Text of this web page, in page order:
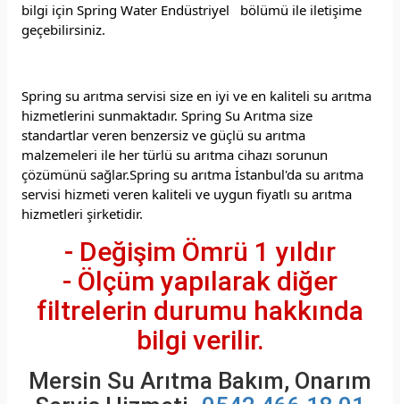
bilgi için Spring Water Endüstriyel bölümü ile iletişime
geçebilirsiniz.
Spring su arıtma servisi size en iyi ve en kaliteli su arıtma
hizmetlerini sunmaktadır. Spring Su Arıtma size
standartlar veren benzersiz ve güçlü su arıtma
malzemeleri ile her türlü su arıtma cihazı sorunun
çözümünü sağlar.Spring su arıtma İstanbul'da su arıtma
servisi hizmeti veren kaliteli ve uygun fiyatlı su arıtma
hizmetleri şirketidir.
- Değişim Ömrü 1 yıldır
- Ölçüm yapılarak diğer
filtrelerin durumu hakkında
bilgi verilir.
Mersin Su Arıtma Bakım, Onarım